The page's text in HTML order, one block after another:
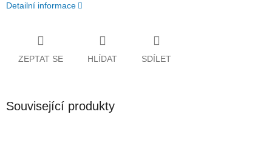
Detailní informace
ZEPTAT SE HLÍDAT SDÍLET
Související produkty